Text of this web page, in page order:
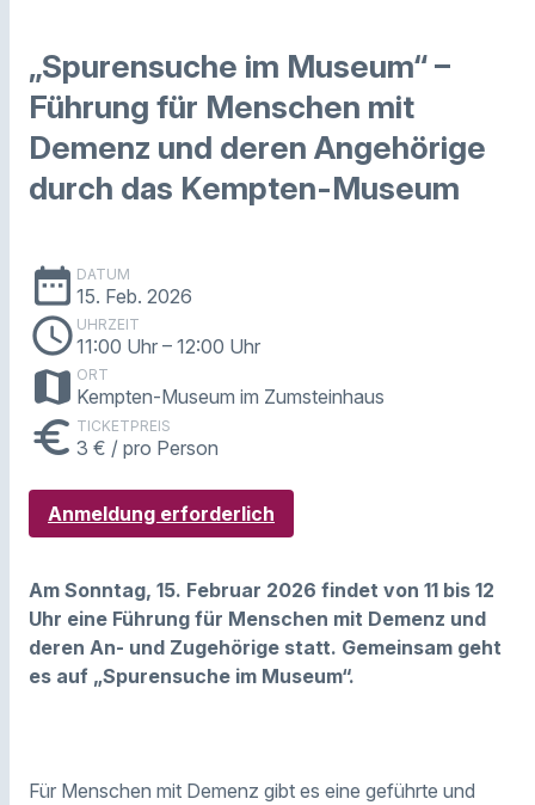
„Spurensuche im Museum“ –
Führung für Menschen mit
Demenz und deren Angehörige
durch das Kempten-Museum
date_range DATUM
15. Feb. 2026
schedule UHRZEIT
11:00 Uhr – 12:00 Uhr
map ORT
Kempten-Museum im Zumsteinhaus
euro TICKETPREIS
3 € / pro Person
Anmeldung erforderlich
Am Sonntag, 15. Februar 2026 findet von 11 bis 12
Uhr eine Führung für Menschen mit Demenz und
deren An- und Zugehörige statt. Gemeinsam geht
es auf „Spurensuche im Museum“.
Für Menschen mit Demenz gibt es eine geführte und